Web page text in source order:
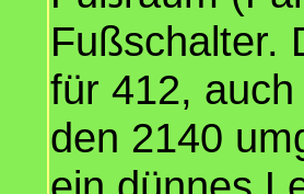
Fußschalter.
für 412,
den 2140